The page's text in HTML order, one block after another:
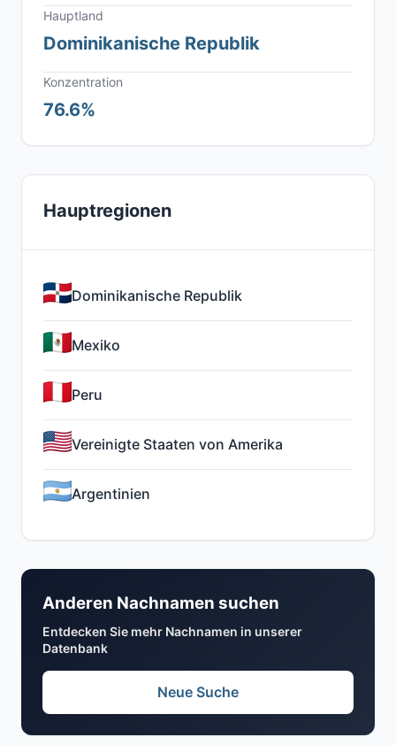
Hauptland
Dominikanische Republik
Konzentration
76.6%
Hauptregionen
Dominikanische Republik
Mexiko
Peru
Vereinigte Staaten von Amerika
Argentinien
Anderen Nachnamen suchen
Entdecken Sie mehr Nachnamen in unserer
Datenbank
Neue Suche